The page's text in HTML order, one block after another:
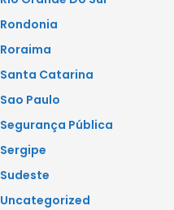
Rondonia
Roraima
Santa Catarina
Sao Paulo
Segurança Pública
Sergipe
Sudeste
Uncategorized